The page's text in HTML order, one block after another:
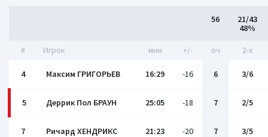
56
21/43
48%
# Игрок мин +/- оч 2-x
4 Максим ГРИГОРЬЕВ 16:29 -16 6 3/6
5 Деррик Пол БРАУН 25:05 -18 7 2/5
7 Ричард ХЕНДРИКС 21:23 -20 7 3/5